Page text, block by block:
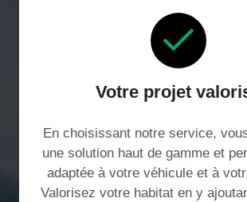
Votre projet
En choisissant notre service,
une solution haut de gamme et
adaptée à votre véhicule et à
Valorisez votre habitat en y